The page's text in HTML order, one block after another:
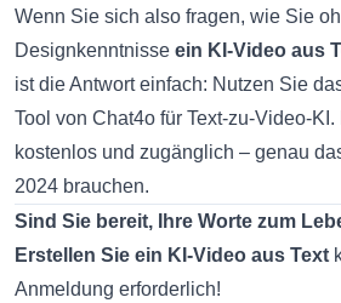
Wenn Sie sich also fragen, wie Sie
Designkenntnisse ein KI-Video aus
ist die Antwort einfach: Nutzen Sie
Tool von Chat4o für Text-zu-Video-KI .
kostenlos und zugänglich – genau
2024 brauchen.
Sind Sie bereit, Ihre Worte zum
Erstellen Sie ein KI-Video aus Text
Anmeldung erforderlich!